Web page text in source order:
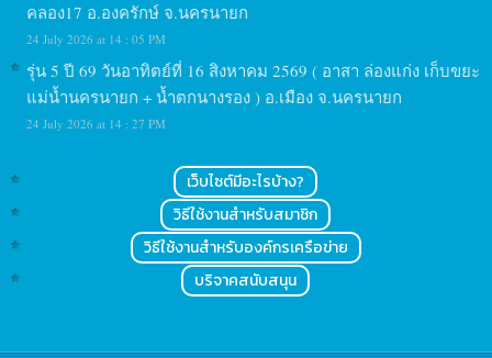
คลอง17 อ.องครักษ์ จ.นครนายก
24 July 2026 at 14 : 05 PM
รุ่น 5 ปี 69 วันอาทิตย์ที่ 16 สิงหาคม 2569 ( อาสา ล่องแก่ง เก็บขยะ
แม่น้ำนครนายก + น้ำตกนางรอง ) อ.เมือง จ.นครนายก
24 July 2026 at 14 : 27 PM
เว็บไซต์มีอะไรบ้าง?
วิธีใช้งานสำหรับสมาชิก
วิธีใช้งานสำหรับองค์กรเครือข่าย
บริจาคสนับสนุน